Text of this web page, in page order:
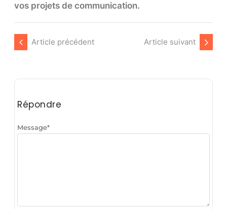
vos projets de communication.
Article précédent Article suivant
Répondre
Message*